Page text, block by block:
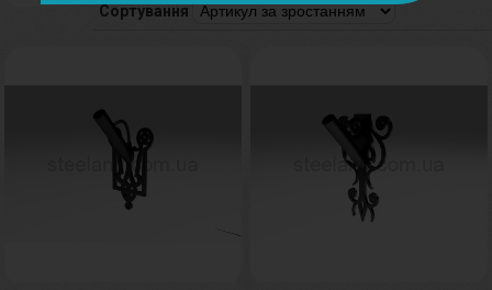
Сортування